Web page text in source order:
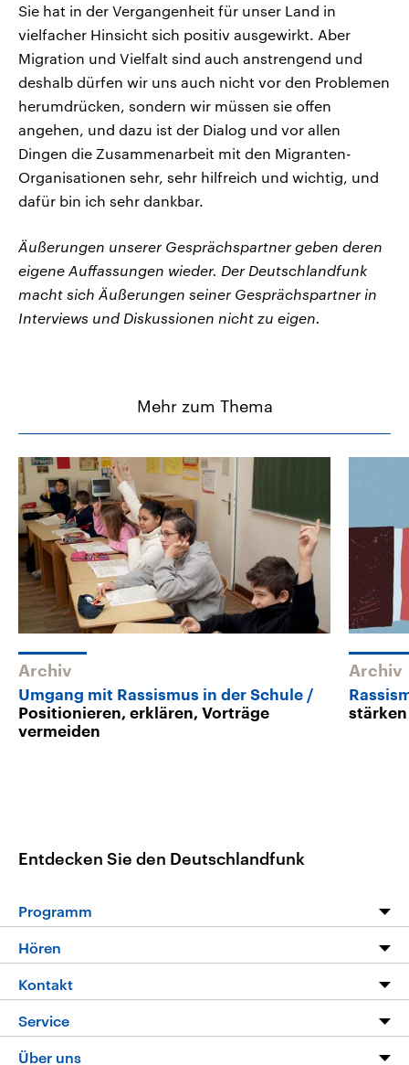
Sie hat in der Vergangenheit für unser Land in
vielfacher Hinsicht sich positiv ausgewirkt. Aber
Migration und Vielfalt sind auch anstrengend und
deshalb dürfen wir uns auch nicht vor den Problemen
herumdrücken, sondern wir müssen sie offen
angehen, und dazu ist der Dialog und vor allen
Dingen die Zusammenarbeit mit den Migranten-
Organisationen sehr, sehr hilfreich und wichtig, und
dafür bin ich sehr dankbar.
Äußerungen unserer Gesprächspartner geben deren
eigene Auffassungen wieder. Der Deutschlandfunk
macht sich Äußerungen seiner Gesprächspartner in
Interviews und Diskussionen nicht zu eigen.
Mehr zum Thema
Archiv
Umgang mit Rassismus in der Schule
Positionieren, erklären, Vorträge
vermeiden
Archiv
Entdecken Sie den Deutschlandfunk
Programm
Programm
Die Nachrichten
Nachrichtenleicht
Neue Beiträge auf dlf.de
Hören
Livestream
Podcasts
Kontakt
Hörerservice
Service
FAQ
Über uns